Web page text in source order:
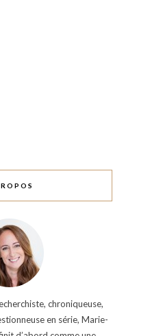
chroniqueuse,
en série, Marie-